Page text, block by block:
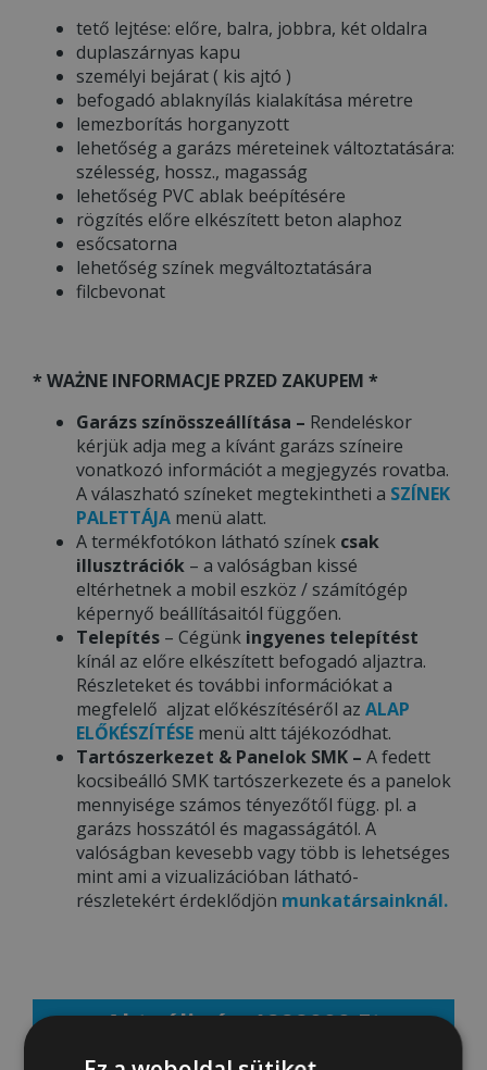
tető lejtése: előre, balra, jobbra, két oldalra
duplaszárnyas kapu
személyi bejárat ( kis ajtó )
befogadó ablaknyílás kialakítása méretre
lemezborítás horganyzott
lehetőség a garázs méreteinek változtatására:
szélesség, hossz., magasság
lehetőség PVC ablak beépítésére
rögzítés előre elkészített beton alaphoz
esőcsatorna
lehetőség színek megváltoztatására
filcbevonat
* WAŻNE INFORMACJE PRZED ZAKUPEM *
Garázs színösszeállítása – Rendeléskor
kérjük adja meg a kívánt garázs színeire
vonatkozó információt a megjegyzés rovatba.
A válaszható színeket megtekintheti a SZÍNEK
PALETTÁJA menü alatt.
A termékfotókon látható színek csak
illusztrációk – a valóságban kissé
eltérhetnek a mobil eszköz / számítógép
képernyő beállításaitól függően.
Telepítés – Cégünk ingyenes telepítést
kínál az előre elkészített befogadó aljaztra.
Részleteket és további információkat a
megfelelő aljzat előkészítéséről az ALAP
ELŐKÉSZÍTÉSE menü altt tájékozódhat.
Tartószerkezet & Panelok SMK – A fedett
kocsibeálló SMK tartószerkezete és a panelok
mennyisége számos tényezőtől függ. pl. a
garázs hosszától és magasságától. A
valóságban kevesebb vagy több is lehetséges
mint ami a vizualizációban látható-
részletekért érdeklődjön munkatársainknál.
Aktuális ár: 1229000 Ft